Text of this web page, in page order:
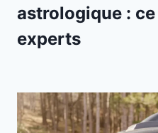
astrologique :
experts